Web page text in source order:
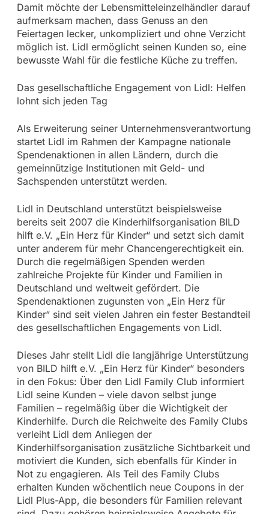
Damit möchte der Lebensmitteleinzelhändler darauf
aufmerksam machen, dass Genuss an den
Feiertagen lecker, unkompliziert und ohne Verzicht
möglich ist. Lidl ermöglicht seinen Kunden so, eine
bewusste Wahl für die festliche Küche zu treffen.
Das gesellschaftliche Engagement von Lidl: Helfen
lohnt sich jeden Tag
Als Erweiterung seiner Unternehmensverantwortung
startet Lidl im Rahmen der Kampagne nationale
Spendenaktionen in allen Ländern, durch die
gemeinnützige Institutionen mit Geld- und
Sachspenden unterstützt werden.
Lidl in Deutschland unterstützt beispielsweise
bereits seit 2007 die Kinderhilfsorganisation BILD
hilft e.V. „Ein Herz für Kinder“ und setzt sich damit
unter anderem für mehr Chancengerechtigkeit ein.
Durch die regelmäßigen Spenden werden
zahlreiche Projekte für Kinder und Familien in
Deutschland und weltweit gefördert. Die
Spendenaktionen zugunsten von „Ein Herz für
Kinder“ sind seit vielen Jahren ein fester Bestandteil
des gesellschaftlichen Engagements von Lidl.
Dieses Jahr stellt Lidl die langjährige Unterstützung
von BILD hilft e.V. „Ein Herz für Kinder“ besonders
in den Fokus: Über den Lidl Family Club informiert
Lidl seine Kunden – viele davon selbst junge
Familien – regelmäßig über die Wichtigkeit der
Kinderhilfe. Durch die Reichweite des Family Clubs
verleiht Lidl dem Anliegen der
Kinderhilfsorganisation zusätzliche Sichtbarkeit und
motiviert die Kunden, sich ebenfalls für Kinder in
Not zu engagieren. Als Teil des Family Clubs
erhalten Kunden wöchentlich neue Coupons in der
Lidl Plus-App, die besonders für Familien relevant